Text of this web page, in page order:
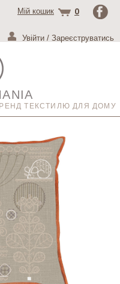
Мій кошик 0
Увійти / Зареєструватись
ТЕКСТИЛЮ ДЛЯ ДОМУ